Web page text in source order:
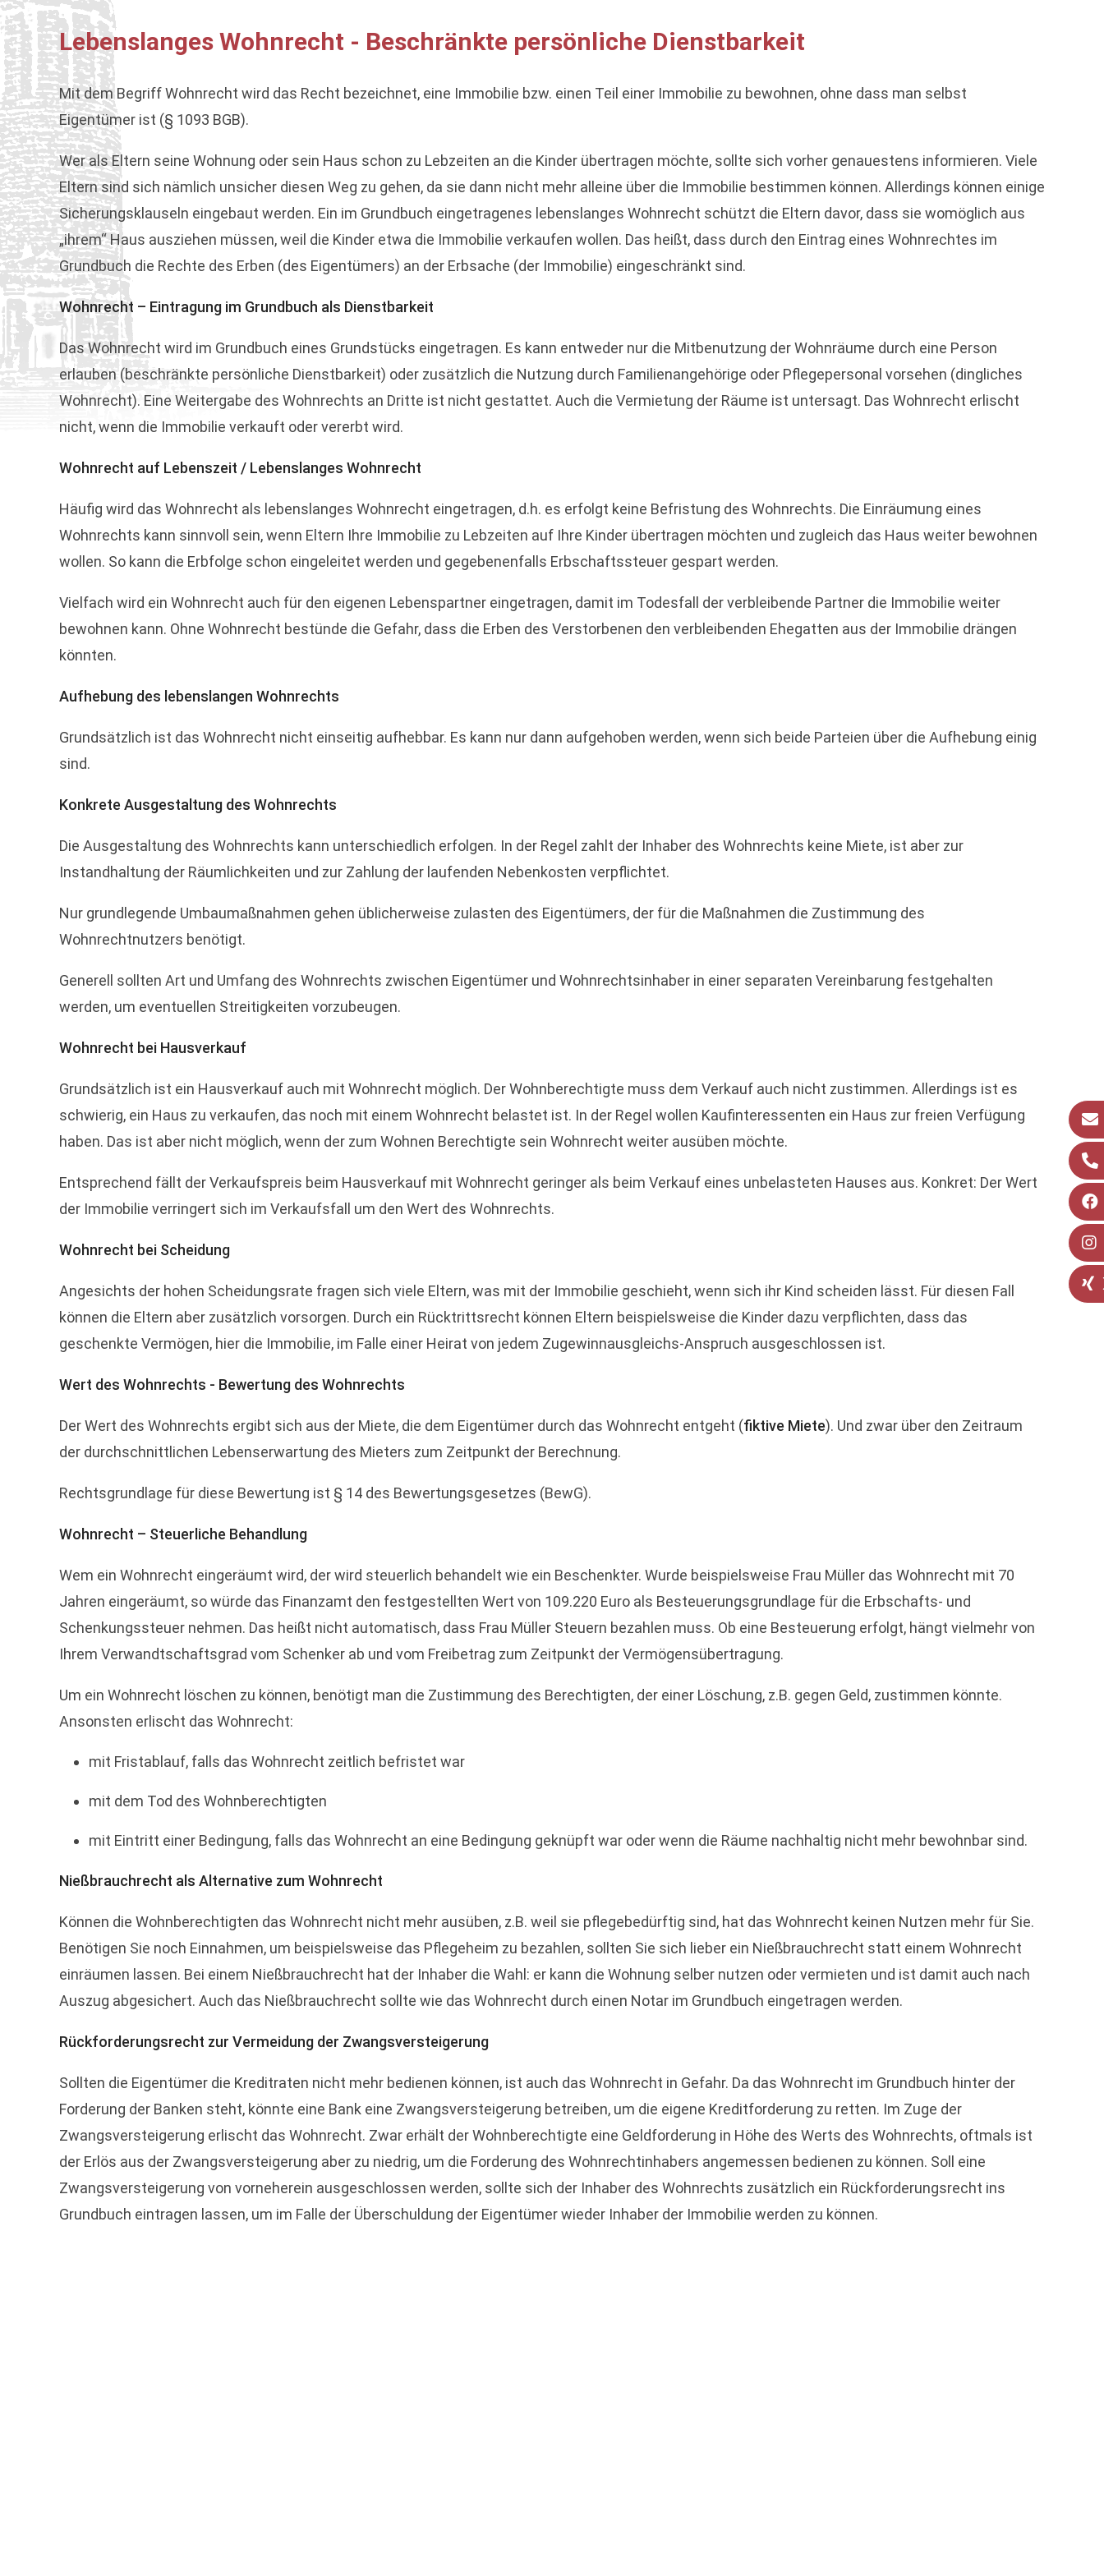
Lebenslanges Wohnrecht - Beschränkte persönliche Dienstbarkeit
Mit dem Begriff Wohnrecht wird das Recht bezeichnet, eine Immobilie bzw. einen Teil einer Immobilie zu bewohnen, ohne dass man selbst
Eigentümer ist (§ 1093 BGB).
Wer als Eltern seine Wohnung oder sein Haus schon zu Lebzeiten an die Kinder übertragen möchte, sollte sich vorher genauestens informieren. Viele
Eltern sind sich nämlich unsicher diesen Weg zu gehen, da sie dann nicht mehr alleine über die Immobilie bestimmen können. Allerdings können einige
Sicherungsklauseln eingebaut werden. Ein im Grundbuch eingetragenes lebenslanges Wohnrecht schützt die Eltern davor, dass sie womöglich aus
„ihrem“ Haus ausziehen müssen, weil die Kinder etwa die Immobilie verkaufen wollen. Das heißt, dass durch den Eintrag eines Wohnrechtes im
Grundbuch die Rechte des Erben (des Eigentümers) an der Erbsache (der Immobilie) eingeschränkt sind.
Wohnrecht – Eintragung im Grundbuch als Dienstbarkeit
Das Wohnrecht wird im Grundbuch eines Grundstücks eingetragen. Es kann entweder nur die Mitbenutzung der Wohnräume durch eine Person
erlauben (beschränkte persönliche Dienstbarkeit) oder zusätzlich die Nutzung durch Familienangehörige oder Pflegepersonal vorsehen (dingliches
Wohnrecht). Eine Weitergabe des Wohnrechts an Dritte ist nicht gestattet. Auch die Vermietung der Räume ist untersagt. Das Wohnrecht erlischt
nicht, wenn die Immobilie verkauft oder vererbt wird.
Wohnrecht auf Lebenszeit / Lebenslanges Wohnrecht
Häufig wird das Wohnrecht als lebenslanges Wohnrecht eingetragen, d.h. es erfolgt keine Befristung des Wohnrechts. Die Einräumung eines
Wohnrechts kann sinnvoll sein, wenn Eltern Ihre Immobilie zu Lebzeiten auf Ihre Kinder übertragen möchten und zugleich das Haus weiter bewohnen
wollen. So kann die Erbfolge schon eingeleitet werden und gegebenenfalls Erbschaftssteuer gespart werden.
Vielfach wird ein Wohnrecht auch für den eigenen Lebenspartner eingetragen, damit im Todesfall der verbleibende Partner die Immobilie weiter
bewohnen kann. Ohne Wohnrecht bestünde die Gefahr, dass die Erben des Verstorbenen den verbleibenden Ehegatten aus der Immobilie drängen
könnten.
Aufhebung des lebenslangen Wohnrechts
Grundsätzlich ist das Wohnrecht nicht einseitig aufhebbar. Es kann nur dann aufgehoben werden, wenn sich beide Parteien über die Aufhebung einig
sind.
Konkrete Ausgestaltung des Wohnrechts
Die Ausgestaltung des Wohnrechts kann unterschiedlich erfolgen. In der Regel zahlt der Inhaber des Wohnrechts keine Miete, ist aber zur
Instandhaltung der Räumlichkeiten und zur Zahlung der laufenden Nebenkosten verpflichtet.
Nur grundlegende Umbaumaßnahmen gehen üblicherweise zulasten des Eigentümers, der für die Maßnahmen die Zustimmung des
Wohnrechtnutzers benötigt.
Generell sollten Art und Umfang des Wohnrechts zwischen Eigentümer und Wohnrechtsinhaber in einer separaten Vereinbarung festgehalten
werden, um eventuellen Streitigkeiten vorzubeugen.
Wohnrecht bei Hausverkauf
Grundsätzlich ist ein Hausverkauf auch mit Wohnrecht möglich. Der Wohnberechtigte muss dem Verkauf auch nicht zustimmen. Allerdings ist es
schwierig, ein Haus zu verkaufen, das noch mit einem Wohnrecht belastet ist. In der Regel wollen Kaufinteressenten ein Haus zur freien Verfügung
haben. Das ist aber nicht möglich, wenn der zum Wohnen Berechtigte sein Wohnrecht weiter ausüben möchte.
Entsprechend fällt der Verkaufspreis beim Hausverkauf mit Wohnrecht geringer als beim Verkauf eines unbelasteten Hauses aus. Konkret: Der Wert
der Immobilie verringert sich im Verkaufsfall um den Wert des Wohnrechts.
Wohnrecht bei Scheidung
Angesichts der hohen Scheidungsrate fragen sich viele Eltern, was mit der Immobilie geschieht, wenn sich ihr Kind scheiden lässt. Für diesen Fall
können die Eltern aber zusätzlich vorsorgen. Durch ein Rücktrittsrecht können Eltern beispielsweise die Kinder dazu verpflichten, dass das
geschenkte Vermögen, hier die Immobilie, im Falle einer Heirat von jedem Zugewinnausgleichs-Anspruch ausgeschlossen ist.
Wert des Wohnrechts - Bewertung des Wohnrechts
Der Wert des Wohnrechts ergibt sich aus der Miete, die dem Eigentümer durch das Wohnrecht entgeht (fiktive Miete). Und zwar über den Zeitraum
der durchschnittlichen Lebenserwartung des Mieters zum Zeitpunkt der Berechnung.
Rechtsgrundlage für diese Bewertung ist § 14 des Bewertungsgesetzes (BewG).
Wohnrecht – Steuerliche Behandlung
Wem ein Wohnrecht eingeräumt wird, der wird steuerlich behandelt wie ein Beschenkter. Wurde beispielsweise Frau Müller das Wohnrecht mit 70
Jahren eingeräumt, so würde das Finanzamt den festgestellten Wert von 109.220 Euro als Besteuerungsgrundlage für die Erbschafts- und
Schenkungssteuer nehmen. Das heißt nicht automatisch, dass Frau Müller Steuern bezahlen muss. Ob eine Besteuerung erfolgt, hängt vielmehr von
Ihrem Verwandtschaftsgrad vom Schenker ab und vom Freibetrag zum Zeitpunkt der Vermögensübertragung.
Um ein Wohnrecht löschen zu können, benötigt man die Zustimmung des Berechtigten, der einer Löschung, z.B. gegen Geld, zustimmen könnte.
Ansonsten erlischt das Wohnrecht:
mit Fristablauf, falls das Wohnrecht zeitlich befristet war
mit dem Tod des Wohnberechtigten
mit Eintritt einer Bedingung, falls das Wohnrecht an eine Bedingung geknüpft war oder wenn die Räume nachhaltig nicht mehr bewohnbar sind.
Nießbrauchrecht als Alternative zum Wohnrecht
Können die Wohnberechtigten das Wohnrecht nicht mehr ausüben, z.B. weil sie pflegebedürftig sind, hat das Wohnrecht keinen Nutzen mehr für Sie.
Benötigen Sie noch Einnahmen, um beispielsweise das Pflegeheim zu bezahlen, sollten Sie sich lieber ein Nießbrauchrecht statt einem Wohnrecht
einräumen lassen. Bei einem Nießbrauchrecht hat der Inhaber die Wahl: er kann die Wohnung selber nutzen oder vermieten und ist damit auch nach
Auszug abgesichert. Auch das Nießbrauchrecht sollte wie das Wohnrecht durch einen Notar im Grundbuch eingetragen werden.
Rückforderungsrecht zur Vermeidung der Zwangsversteigerung
Sollten die Eigentümer die Kreditraten nicht mehr bedienen können, ist auch das Wohnrecht in Gefahr. Da das Wohnrecht im Grundbuch hinter der
Forderung der Banken steht, könnte eine Bank eine Zwangsversteigerung betreiben, um die eigene Kreditforderung zu retten. Im Zuge der
Zwangsversteigerung erlischt das Wohnrecht. Zwar erhält der Wohnberechtigte eine Geldforderung in Höhe des Werts des Wohnrechts, oftmals ist
der Erlös aus der Zwangsversteigerung aber zu niedrig, um die Forderung des Wohnrechtinhabers angemessen bedienen zu können. Soll eine
Zwangsversteigerung von vorneherein ausgeschlossen werden, sollte sich der Inhaber des Wohnrechts zusätzlich ein Rückforderungsrecht ins
Grundbuch eintragen lassen, um im Falle der Überschuldung der Eigentümer wieder Inhaber der Immobilie werden zu können.